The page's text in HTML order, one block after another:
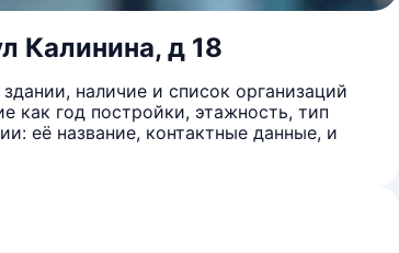
Калинина, д 18
наличие и список организаций
как год постройки, этажность, тип
её название, контактные данные, и